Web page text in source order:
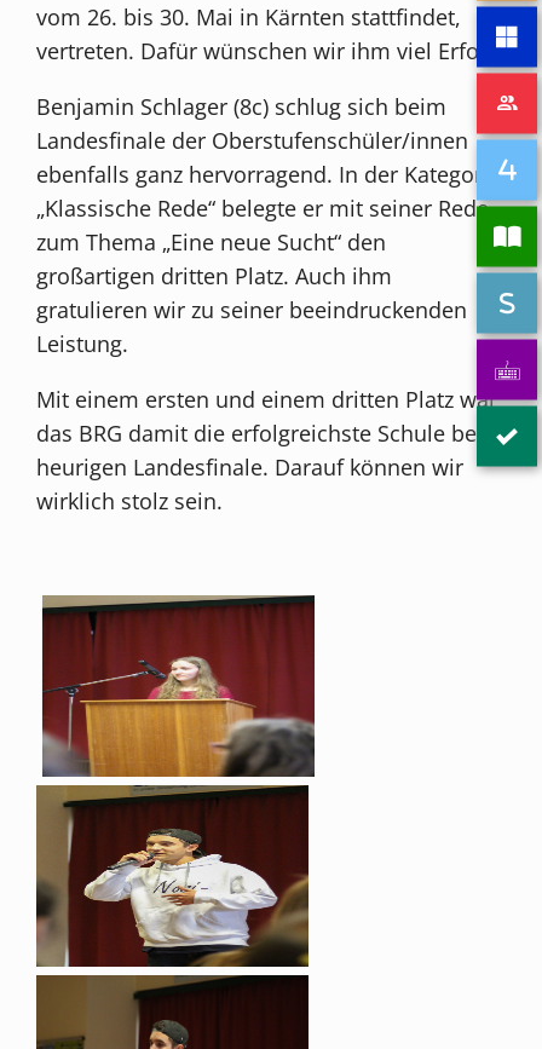
vom 26. bis 30. Mai in Kärnten stattfindet,
vertreten. Dafür wünschen wir ihm viel Erfolg.
Benjamin Schlager (8c) schlug sich beim
Landesfinale der Oberstufenschüler/innen
ebenfalls ganz hervorragend. In der Kategorie
„Klassische Rede“ belegte er mit seiner Rede
zum Thema „Eine neue Sucht“ den
großartigen dritten Platz. Auch ihm
gratulieren wir zu seiner beeindruckenden
Leistung.
Mit einem ersten und einem dritten Platz war
das BRG damit die erfolgreichste Schule beim
heurigen Landesfinale. Darauf können wir
wirklich stolz sein.